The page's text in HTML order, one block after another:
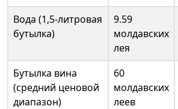
Вода (1,5-литровая
бутылка)
9.59
молдавских
лея
Бутылка вина
(средний ценовой
диапазон)
60
молдавских
леев